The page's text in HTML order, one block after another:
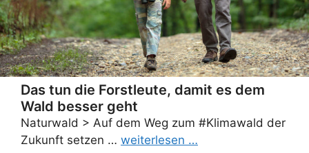
Das tun die Forstleute, damit es dem
Wald besser geht
Naturwald > Auf dem Weg zum #Klimawald der
Zukunft setzen … weiterlesen …